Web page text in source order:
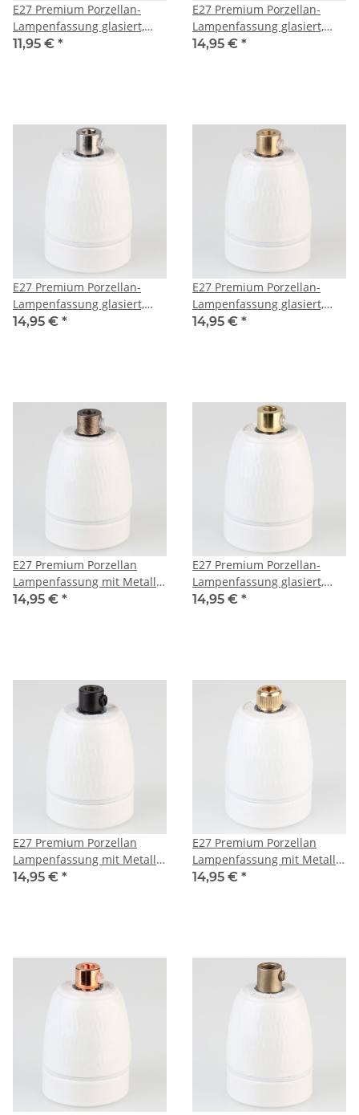
E27 Premium Porzellan-
Lampenfassung glasiert,
inkl. Kunststoff-Zugentlaster
11,95 € *
E27 Premium Porzellan-
Lampenfassung glasiert,
inkl. Metall-Zugentlaster
14,95 € *
E27 Premium Porzellan-
Lampenfassung glasiert,
inkl. Metall-Zugentlaster
14,95 € *
E27 Premium Porzellan-
Lampenfassung glasiert,
inkl. Metall-Zugentlaster
14,95 € *
E27 Premium Porzellan
Lampenfassung mit Metall-
Zugentlaster antik fumé
14,95 € *
E27 Premium Porzellan-
Lampenfassung glasiert,
inkl. Metall-Zugentlaster
14,95 € *
E27 Premium Porzellan
Lampenfassung mit Metall-
Zugentlaster Tiffany
14,95 € *
E27 Premium Porzellan
Lampenfassung mit Metall-
Zugentlaster 3-Teilig
14,95 € *